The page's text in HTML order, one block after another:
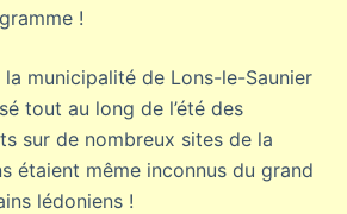
!
municipalité de Lons-le-Saunier
tout au long de l’été des
sur de nombreux sites de la
étaient même inconnus du grand
lédoniens !